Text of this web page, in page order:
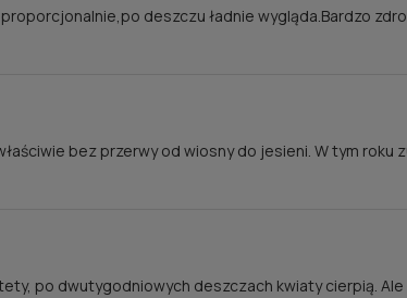
RANTZAU®
deszczu ładnie wygląda.Bardzo
bez przerwy od wiosny do jesieni. W tym roku
po dwutygodniowych deszczach kwiaty cierpią.